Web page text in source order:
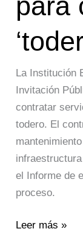
La Institución
Invitación
contratar
todero. El
el Informe de
proceso.
Leer más »